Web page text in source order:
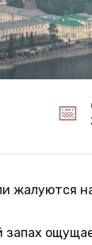
жалуются